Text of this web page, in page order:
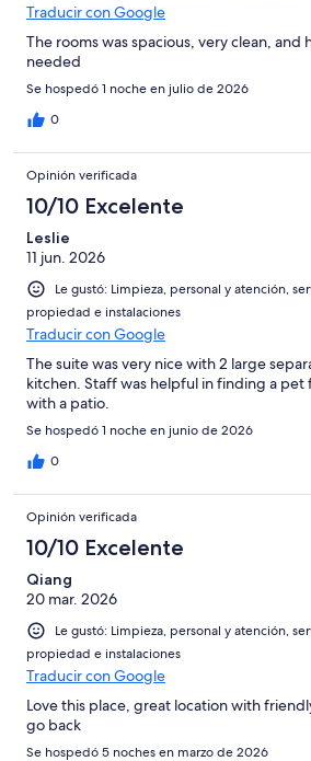
Traducir con Google
The rooms was spacious, very clean,
needed
Se hospedó 1 noche en julio de 2026
0
Opinión verificada
10/10 Excelente
Leslie
11 jun. 2026
Le gustó: Limpieza, personal y atención,
propiedad e instalaciones
Traducir con Google
The suite was very nice with 2 large
kitchen. Staff was helpful in finding a pet
with a patio.
Se hospedó 1 noche en junio de 2026
0
Opinión verificada
10/10 Excelente
Qiang
20 mar. 2026
Le gustó: Limpieza, personal y atención,
propiedad e instalaciones
Traducir con Google
Love this place, great location with
go back
Se hospedó 5 noches en marzo de 2026